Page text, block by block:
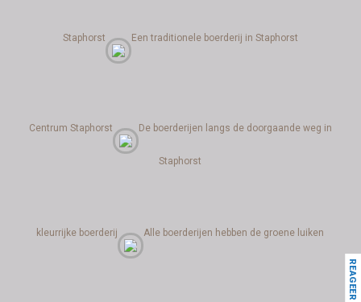
Staphorst Een traditionele boerderij in Staphorst
Centrum Staphorst De boerderijen langs de doorgaande weg in
Staphorst
kleurrijke boerderij Alle boerderijen hebben de groene luiken
REAGEER